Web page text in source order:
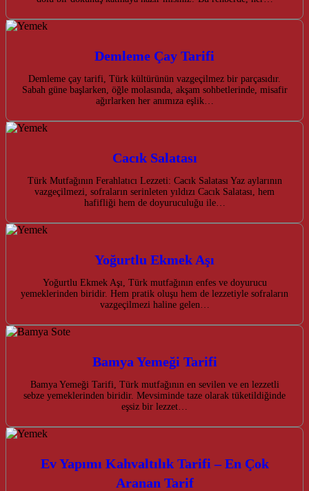
Demleme Çay Tarifi
Demleme çay tarifi, Türk kültürünün vazgeçilmez bir parçasıdır.
Sabah güne başlarken, öğle molasında, akşam sohbetlerinde, misafir
ağırlarken her anımıza eşlik…
Cacık Salatası
Türk Mutfağının Ferahlatıcı Lezzeti: Cacık Salatası Yaz aylarının
vazgeçilmezi, sofraların serinleten yıldızı Cacık Salatası, hem
hafifliği hem de doyuruculuğu ile…
Yoğurtlu Ekmek Aşı
Yoğurtlu Ekmek Aşı, Türk mutfağının enfes ve doyurucu
yemeklerinden biridir. Hem pratik oluşu hem de lezzetiyle sofraların
vazgeçilmezi haline gelen…
Bamya Yemeği Tarifi
Bamya Yemeği Tarifi, Türk mutfağının en sevilen ve en lezzetli
sebze yemeklerinden biridir. Mevsiminde taze olarak tüketildiğinde
eşsiz bir lezzet…
Ev Yapımı Kahvaltılık Tarifi – En Çok
Aranan Tarif